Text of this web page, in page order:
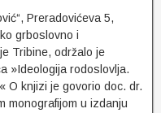
Preradovićeva 5,
grboslovno i
Tribine, održalo je
»Ideologija rodoslovlja.
O knjizi je govorio doc. dr.
monografijom u izdanju